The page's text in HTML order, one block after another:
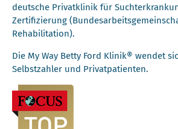
deutsche Privatklinik für
Zertifizierung
Rehabilitation).
Die My Way Betty Ford Klinik® wendet
Selbstzahler und Privatpatienten.